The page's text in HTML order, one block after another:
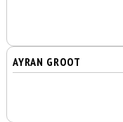
AYRAN GROOT